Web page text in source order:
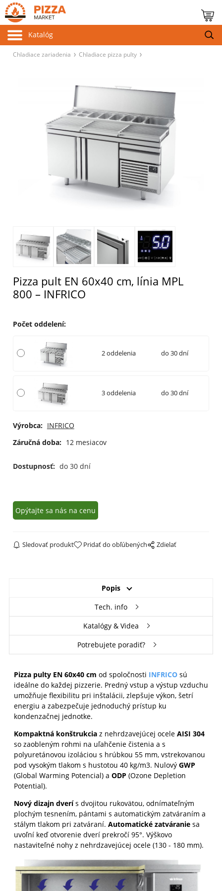
Katalóg
Chladiace zariadenia Chladiace pizza pulty
Pizza pult EN 60x40 cm, línia MPL
800 – INFRICO
Počet oddelení:
2 oddelenia do 30 dní
3 oddelenia do 30 dní
Výrobca: INFRICO
Záručná doba: 12 mesiacov
Dostupnosť: do 30 dní
Opýtajte sa nás na cenu
Sledovať produkt Pridať do obľúbených Zdielať
Popis
Tech. info
Katalógy & Videa
Potrebujete poradiť?
Pizza pulty EN 60x40 cm od spoločnosti INFRICOsú
ideálne do každej pizzerie. Predný vstup a výstup vzduchu
umožňuje flexibilitu pri inštalácii, zlepšuje výkon, šetrí
energiu a zabezpečuje jednoduchý prístup ku
kondenzačnej jednotke.
Kompaktná konštrukciaz nehrdzavejúcej ocele AISI 304
so zaobleným rohmi na uľahčenie čistenia a s
polyuretánovou izoláciou s hrúbkou 55 mm, vstrekovanou
pod vysokým tlakom s hustotou 40 kg/m3. Nulový GWP
(Global Warming Potencial) a ODP (Ozone Depletion
Potential).
Nový dizajn dverís dvojitou rukovätou, odnímateľným
plochým tesnením, pántami s automatickým zatváraním a
stálym tlakom pri zatváraní. Automatické zatváraniesa
uvoľní keď otvorenie dverí prekročí 95°. Výškovo
nastaviteľné nohy z nehrdzavejúcej ocele (130 - 180 mm).